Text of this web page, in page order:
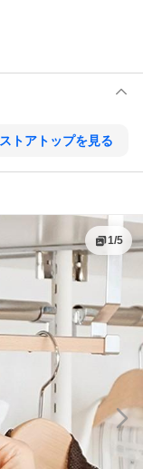
ストアトップを見る
1/5